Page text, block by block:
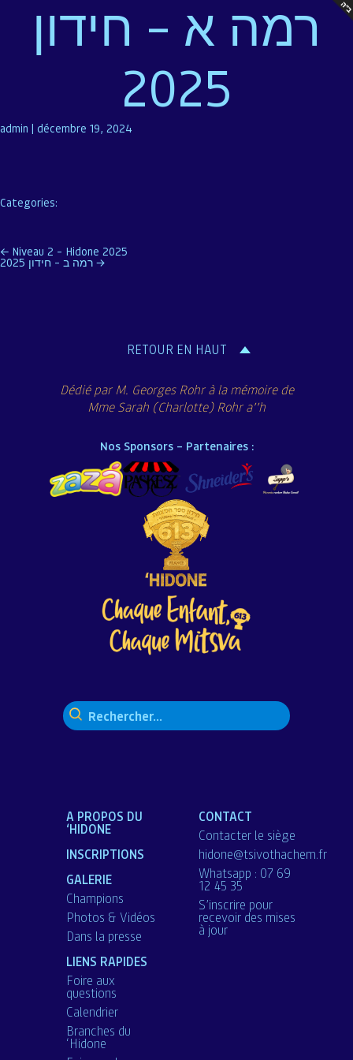
רמה א – חידון
2025
admin | décembre 19, 2024
Categories:
Navigation
← Niveau 2 – Hidone 2025
→
RETOUR EN HAUT
Dédié par M. Georges Rohr à la mémoire de
Mme Sarah (Charlotte) Rohr a’’h
Nos Sponsors – Partenaires :
Rechercher :
A PROPOS DU
‘HIDONE
INSCRIPTIONS
GALERIE
Champions
Photos & Vidéos
Dans la presse
LIENS RAPIDES
Foire aux
questions
Calendrier
Branches du
‘Hidone
CONTACT
Contacter le siège
hidone@tsivothachem.fr
Whatsapp : 07 69
12 45 35
S’inscrire pour
recevoir des mises
à jour